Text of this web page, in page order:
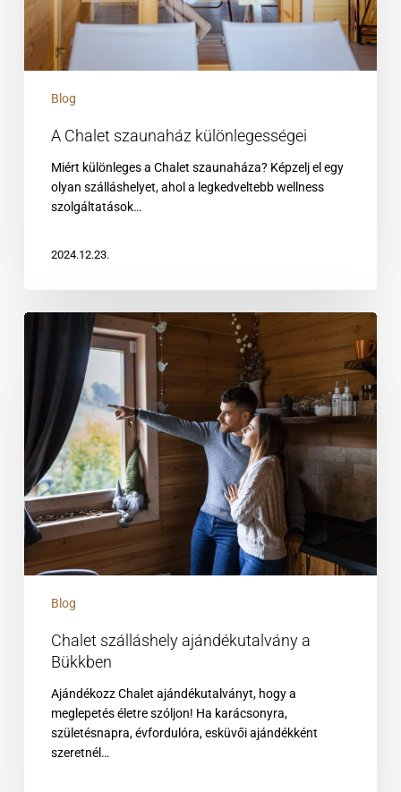
Blog
A Chalet szaunaház különlegességei
Miért különleges a Chalet szaunaháza? Képzelj el egy
olyan szálláshelyet, ahol a legkedveltebb wellness
szolgáltatások…
2024.12.23.
ajándékutalvány
Blog
Chalet szálláshely ajándékutalvány a
Bükkben
Ajándékozz Chalet ajándékutalványt, hogy a
meglepetés életre szóljon! Ha karácsonyra,
születésnapra, évfordulóra, esküvői ajándékként
szeretnél…